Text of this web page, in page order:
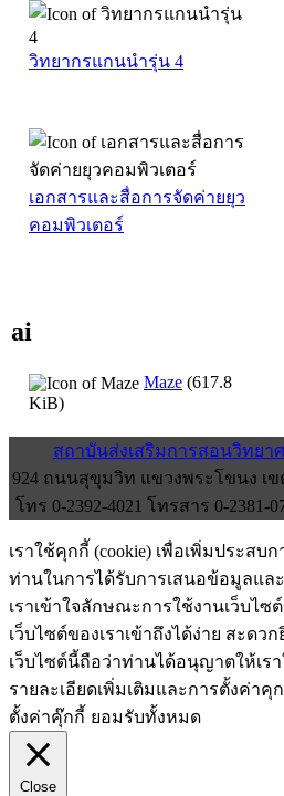
วิทยากรแกนนำรุ่น 4
เอกสารและสื่อการจัดค่ายยุว
คอมพิวเตอร์
ai
Maze (617.8
KiB)
สถาบันส่งเสริมการสอนวิทยา
924 ถนนสุขุมวิท แขวงพระโขนง เข
โทร 0-2392-4021 โทรสาร 0-2381-
เราใช้คุกกี้ (cookie) เพื่อเพิ่มประส
ท่านในการได้รับการเสนอข้อมูลแล
เราเข้าใจลักษณะการใช้งานเว็บไซ
เว็บไซต์ของเราเข้าถึงได้ง่าย สะดว
เว็บไซต์นี้ถือว่าท่านได้อนุญาตให้เร
รายละเอียดเพิ่มเติมและการตั้งค่า
ตั้งค่าคุ๊กกี้ ยอมรับทั้งหมด
Close